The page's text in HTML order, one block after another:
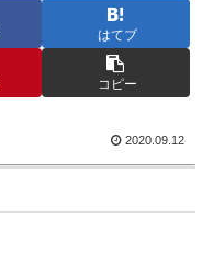
はてブ
コピー
2020.09.12